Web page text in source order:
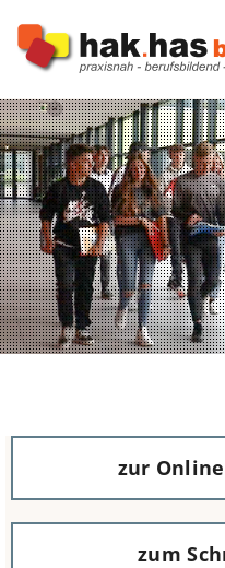
Inhalt
springen
zur
zum